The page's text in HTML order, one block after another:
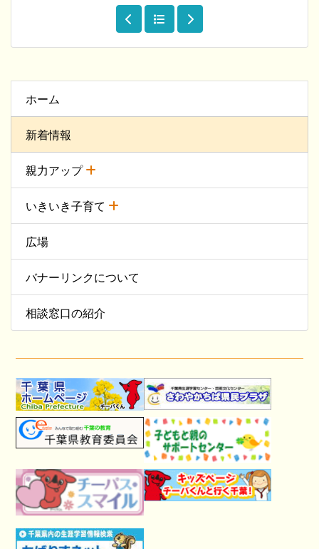
ホーム
新着情報
親力アップ
いきいき子育て
広場
バナーリンクについて
相談窓口の紹介